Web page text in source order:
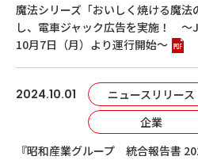
魔法シリーズ「おいしく焼ける魔
し、電車ジャック広告を実施！ ～
10月7日（月）より運行開始～
2024.10.01
ニュースリリース
企業
『昭和産業グループ 統合報告書